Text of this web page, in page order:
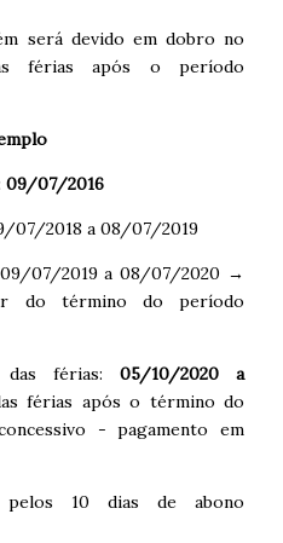
será devido em dobro no
férias após o período
09/07/2016
07/2018 a 08/07/2019
09/07/2019 a 08/07/2020 →
do término do período
férias: 05/10/2020 a
férias após o término do
- pagamento em
pelos 10 dias de abono